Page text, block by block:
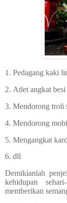
1. Pedagang kaki
2. Atlet angkat
3. Mendorong troli
4. Mendorong
5. Mengangkat
6. dll
Demikianlah
kehidupan
memberikan